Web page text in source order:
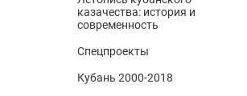
казачества: история и
современность
Спецпроекты
Кубань 2000-2018